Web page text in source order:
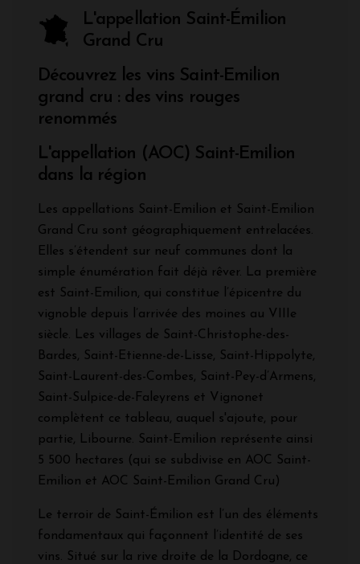
L'appellation Saint-Émilion
Grand Cru
Découvrez les vins Saint-Emilion
grand cru : des vins rouges
renommés
L'appellation (AOC) Saint-Emilion
dans la région
Les appellations Saint-Emilion et Saint-Emilion
Grand Cru sont géographiquement entrelacées.
Elles s’étendent sur neuf communes dont la
simple énumération fait déjà rêver. La première
est Saint-Emilion, qui constitue l’épicentre du
vignoble depuis l’arrivée des moines au VIIIe
siècle. Les villages de Saint-Christophe-des-
Bardes, Saint-Etienne-de-Lisse, Saint-Hippolyte,
Saint-Laurent-des-Combes, Saint-Pey-d’Armens,
Saint-Sulpice-de-Faleyrens et Vignonet
complètent ce tableau, auquel s'ajoute, pour
partie, Libourne. Saint-Emilion représente ainsi
5 500 hectares (qui se subdivise en AOC Saint-
Emilion et AOC Saint-Emilion Grand Cru)
Le terroir de Saint-Émilion est l’un des éléments
fondamentaux qui façonnent l’identité de ses
vins. Situé sur la rive droite de la Dordogne, ce